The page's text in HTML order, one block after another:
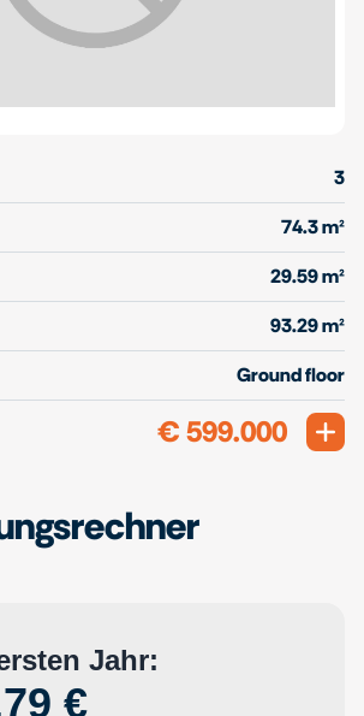
3
74.3 m²
29.59 m²
93.29 m²
Ground floor
€ 599.000